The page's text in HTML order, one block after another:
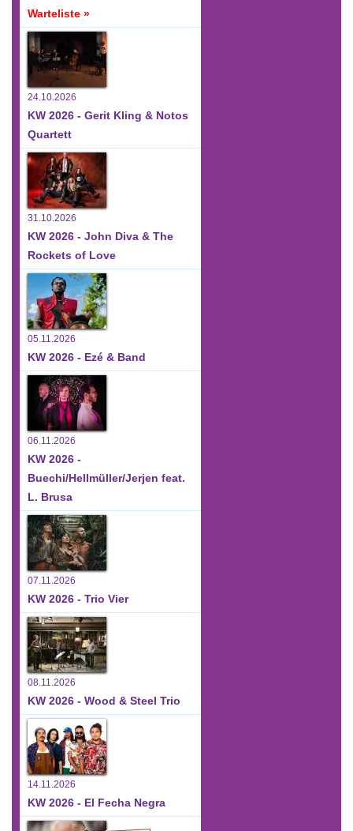
Warteliste »
24.10.2026
KW 2026 - Gerit Kling & Notos
Quartett
31.10.2026
KW 2026 - John Diva & The
Rockets of Love
05.11.2026
KW 2026 - Ezé & Band
06.11.2026
KW 2026 -
Buechi/Hellmüller/Jerjen feat.
L. Brusa
07.11.2026
KW 2026 - Trio Vier
08.11.2026
KW 2026 - Wood & Steel Trio
14.11.2026
KW 2026 - El Fecha Negra